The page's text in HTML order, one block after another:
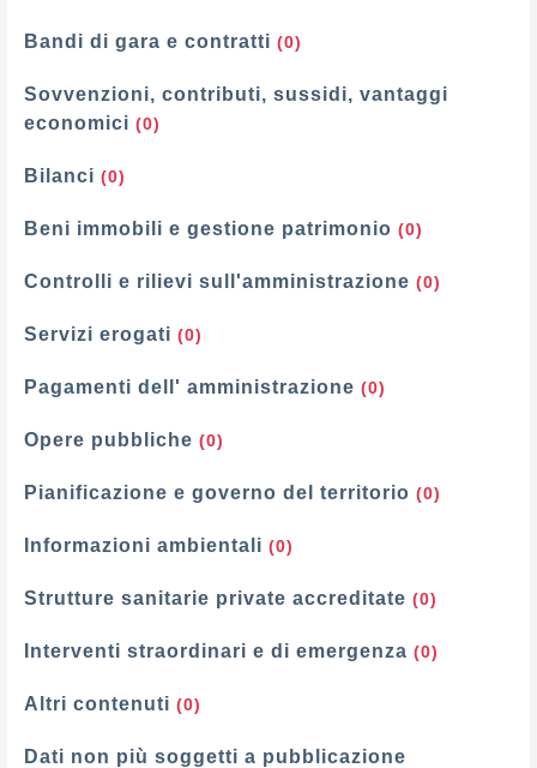
Bandi di gara e contratti (0)
Sovvenzioni, contributi, sussidi, vantaggi
economici (0)
Bilanci (0)
Beni immobili e gestione patrimonio (0)
Controlli e rilievi sull'amministrazione (0)
Servizi erogati (0)
Pagamenti dell' amministrazione (0)
Opere pubbliche (0)
Pianificazione e governo del territorio (0)
Informazioni ambientali (0)
Strutture sanitarie private accreditate (0)
Interventi straordinari e di emergenza (0)
Altri contenuti (0)
Dati non più soggetti a pubblicazione